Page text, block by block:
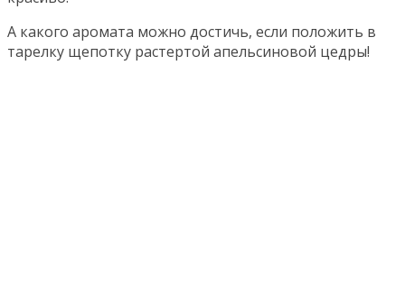
А какого аромата можно достичь, если положить в
тарелку щепотку растертой апельсиновой цедры!